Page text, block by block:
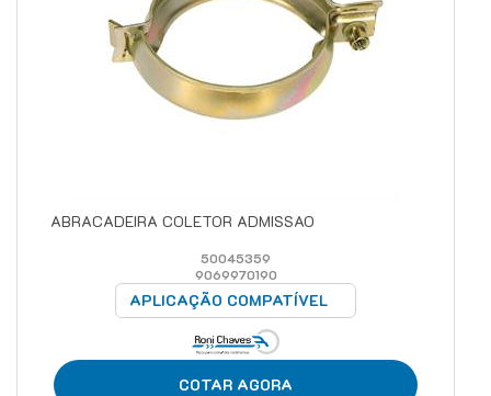
ABRACADEIRA COLETOR ADMISSAO
50045359
9069970190
APLICAÇÃO COMPATÍVEL
COTAR AGORA